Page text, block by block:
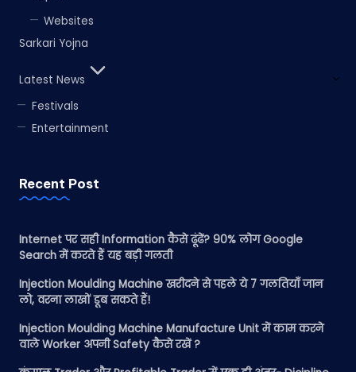
Websites
Sarkari Yojna
Latest News
Festivals
Entertainment
Recent Post
Internet पर सही Information कैसे ढूंढें? 90% लोग Google
Search में करते हैं यह बड़ी गलती
Injection Moulding Machine खरीदने से पहले ये 7 गलतियाँ जान
लो, वरना लाखों डूब सकते हैं!
Injection Moulding Machine Manufacture Unit में काम करने
वाले Worker अपनी Safety कैसे रखें ?